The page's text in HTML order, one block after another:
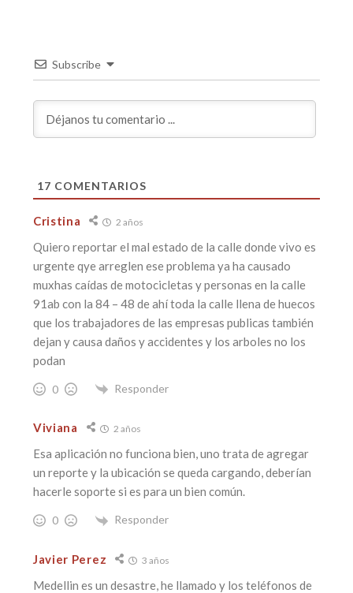
Subscribe
17 COMENTARIOS
Cristina 2 años
Quiero reportar el mal estado de la calle donde vivo es
urgente qye arreglen ese problema ya ha causado
muxhas caídas de motocicletas y personas en la calle
91ab con la 84 – 48 de ahí toda la calle llena de huecos
que los trabajadores de las empresas publicas también
dejan y causa daños y accidentes y los arboles no los
podan
0 Responder
Viviana 2 años
Esa aplicación no funciona bien, uno trata de agregar
un reporte y la ubicación se queda cargando, deberían
hacerle soporte si es para un bien común.
0 Responder
Javier Perez 3 años
Medellin es un desastre, he llamado y los teléfonos de